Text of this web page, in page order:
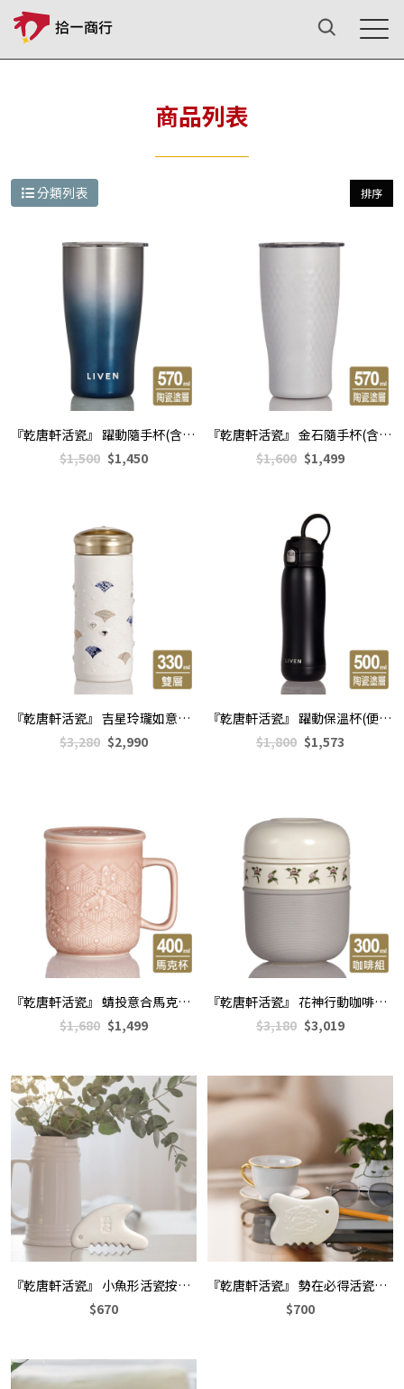
商品列表
分類列表 排序
『乾唐軒活瓷』 躍動隨手杯(含蓋)570ml
$1,500 $1,450
『乾唐軒活瓷』 金石隨手杯(含蓋)570ml
$1,600 $1,499
『乾唐軒活瓷』 吉星玲瓏如意隨身杯(大)330ml
$3,280 $2,990
『乾唐軒活瓷』 躍動保溫杯(便攜拉環蓋)500ml
$1,800 $1,573
『乾唐軒活瓷』 蜻投意合馬克杯(含蓋)400ml
$1,680 $1,499
『乾唐軒活瓷』 花神行動咖啡組(不附贈濾紙)
$3,180 $3,019
『乾唐軒活瓷』 小魚形活瓷按摩梳(附繩結)
$670
『乾唐軒活瓷』 勢在必得活瓷按摩刮痧寶(附繩結)
$700